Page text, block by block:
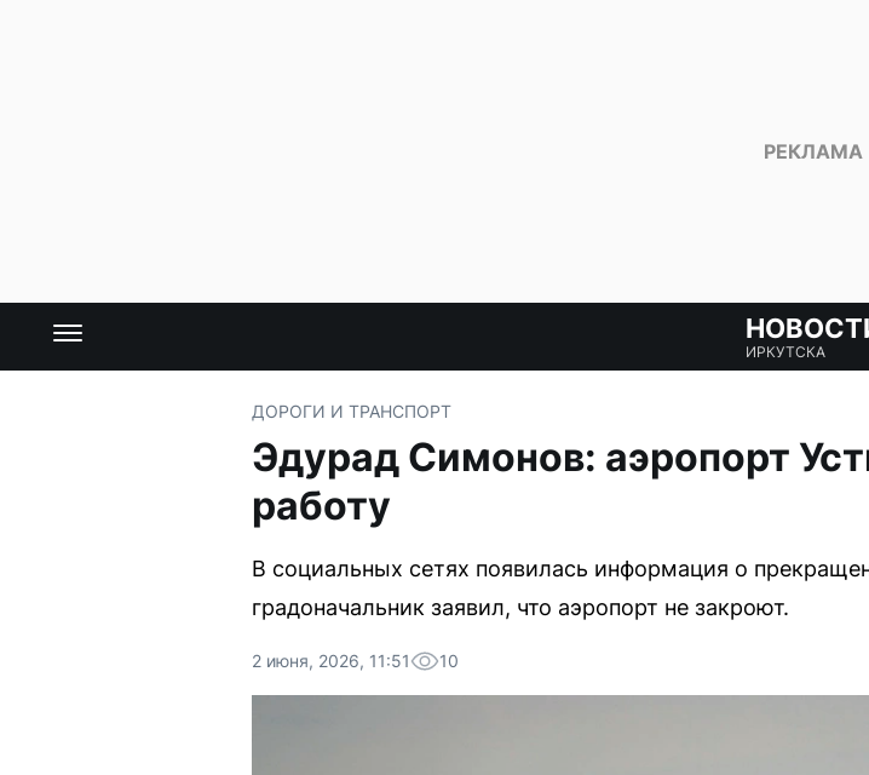
ИРКУТСКА
ДОРОГИ И ТРАНСПОРТ
Эдурад Симонов: аэропорт
работу
В социальных сетях появилась информация о
градоначальник заявил, что аэропорт не закроют.
2 июня, 2026, 11:51 10